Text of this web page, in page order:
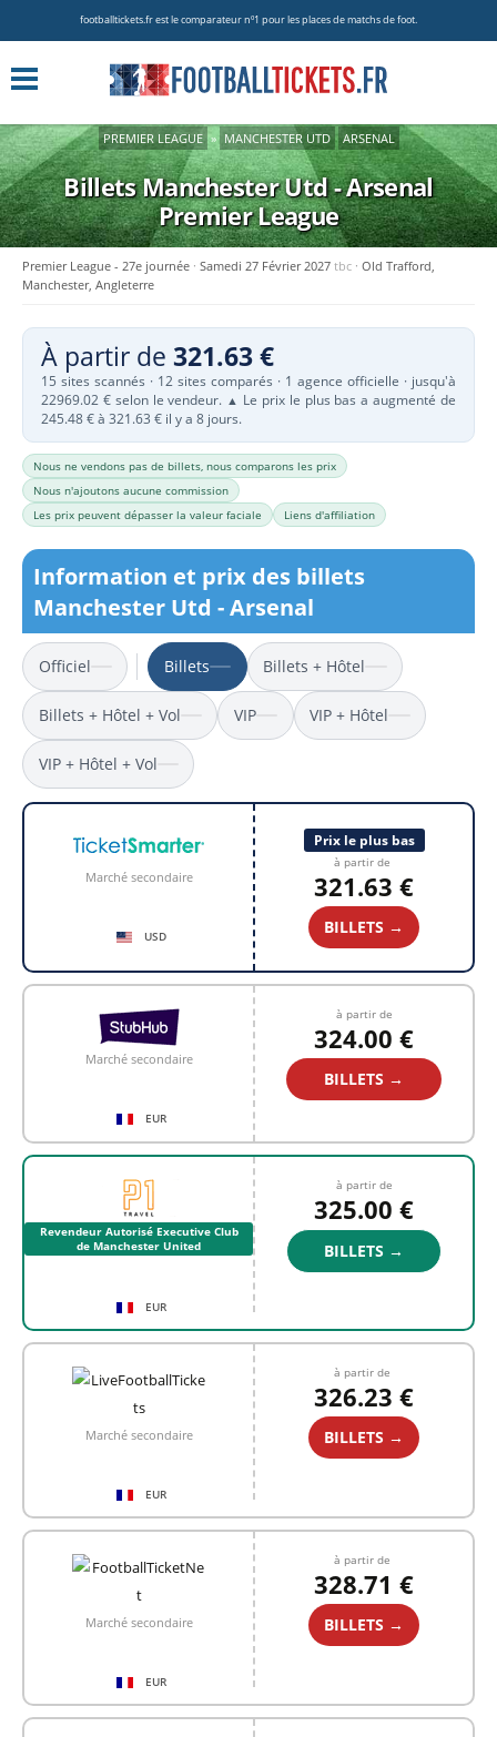
footballtickets.fr est le comparateur nº1 pour les places de matchs de foot.
PREMIER LEAGUE » MANCHESTER UTD ARSENAL
Billets Manchester Utd - Arsenal
Premier League
Premier League - 27e journée Samedi 27 Février 2027 tbc
Old Trafford,
Manchester, Angleterre
À partir de 321.63 €
15 sites scannés · 12 sites comparés · 1 agence officielle · jusqu'à
22969.02 € selon le vendeur. ▲ Le prix le plus bas a augmenté de
245.48 € à 321.63 € il y a 8 jours.
Nous ne vendons pas de billets, nous comparons les prix
Nous n'ajoutons aucune commission
Les prix peuvent dépasser la valeur faciale
Liens d'affiliation
Information et prix des billets
Manchester Utd - Arsenal
Officiel Billets Billets + Hôtel
Billets + Hôtel + Vol VIP VIP + Hôtel
VIP + Hôtel + Vol
Marché secondaire
USD
Prix le plus bas
à partir de
321.63 €
BILLETS →
Marché secondaire
EUR
à partir de
324.00 €
BILLETS →
Revendeur Autorisé Executive Club
de Manchester United
EUR
à partir de
325.00 €
BILLETS →
Marché secondaire
EUR
à partir de
326.23 €
BILLETS →
Marché secondaire
EUR
à partir de
328.71 €
BILLETS →